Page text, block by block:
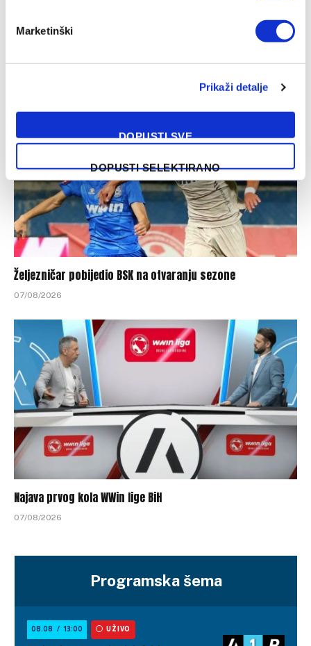
Marketinški
Prikaži detalje
DOPUSTI SVE
DOPUSTI SELEKTIRANO
Željezničar pobijedio BSK na otvaranju sezone
07/08/2026
Najava prvog kola WWin lige BiH
07/08/2026
Programska šema